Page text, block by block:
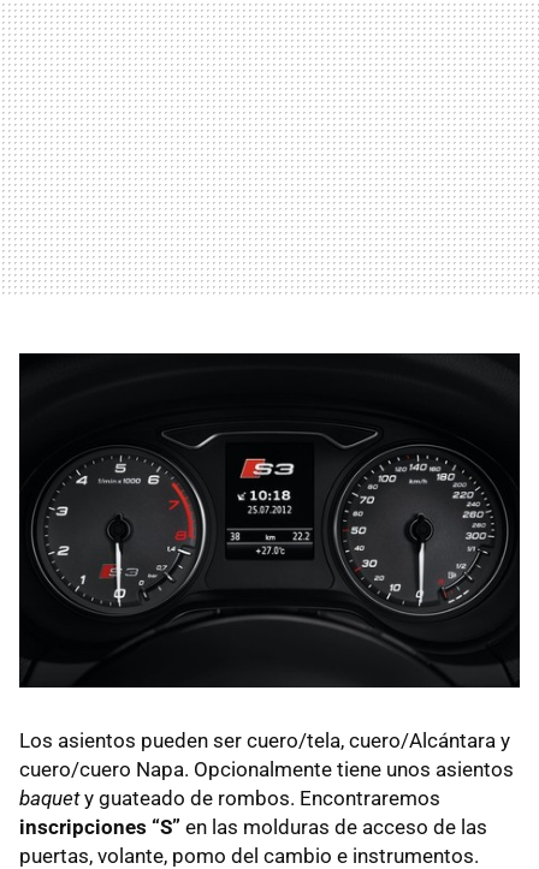
Los asientos pueden ser cuero/tela, cuero/Alcántara y
cuero/cuero Napa. Opcionalmente tiene unos asientos
baquety guateado de rombos. Encontraremos
inscripciones “S” en las molduras de acceso de las
puertas, volante, pomo del cambio e instrumentos.